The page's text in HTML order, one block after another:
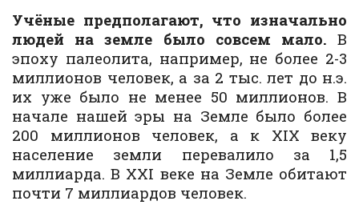
Учёные предполагают, что изначально
людей на земле было совсем мало. В
эпоху палеолита, например, не более 2-3
миллионов человек, а за 2 тыс. лет до н.э.
их уже было не менее 50 миллионов. В
начале нашей эры на Земле было более
200 миллионов человек, а к XIX веку
население земли перевалило за 1,5
миллиарда. В XXI веке на Земле обитают
почти 7 миллиардов человек.